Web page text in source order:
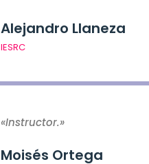
Alejandro Llaneza
IESRC
«Instructor.»
Moisés Ortega